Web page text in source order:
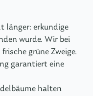
länger: erkundige
wurde. Wir bei
grüne Zweige.
garantiert eine
halten